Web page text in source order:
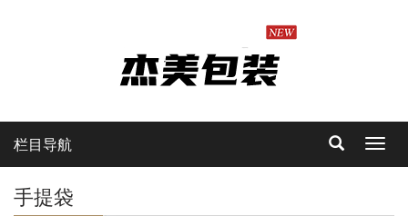
栏目导航
手提袋